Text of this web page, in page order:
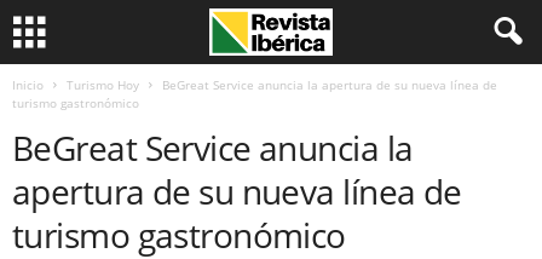
Inicio Turismo Hoy
BeGreat Service anuncia la apertura de su nueva línea de
turismo gastronómico
BeGreat Service anuncia la
apertura de su nueva línea de
turismo gastronómico